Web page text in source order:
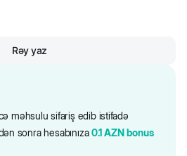
və heksametafosfat diş ərpini
xüsusiyyətlərə malikdir və diş
məhsulu sifariş edib istifadə
sonra hesabınıza0.1 AZN bonus
Rəy yaz